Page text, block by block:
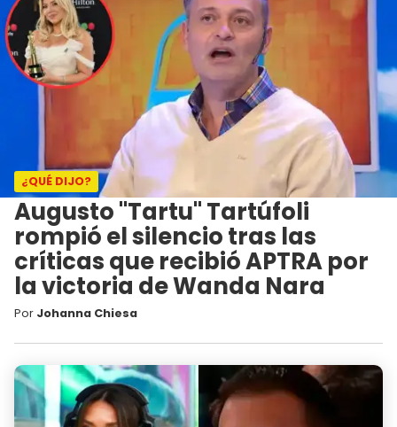
¿QUÉ DIJO?
Augusto "Tartu" Tartúfoli
rompió el silencio tras las
críticas que recibió APTRA por
la victoria de Wanda Nara
Por Johanna Chiesa